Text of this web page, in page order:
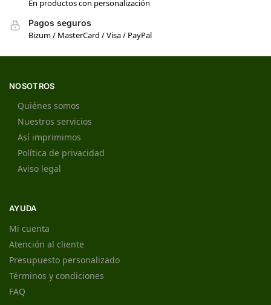
En productos con personalización
Pagos seguros
Bizum / MasterCard / Visa / PayPal
NOSOTROS
Quiénes somos
Nuestros servicios
Así imprimimos
Política de privacidad
Aviso legal
AYUDA
Mi cuenta
Atención al cliente
Presupuesto personalizado
Términos y condiciones
FAQ